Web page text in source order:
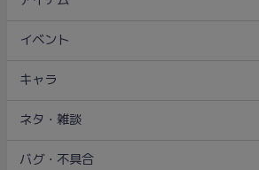
イベント
キャラ
ネタ・雑談
バグ・不具合